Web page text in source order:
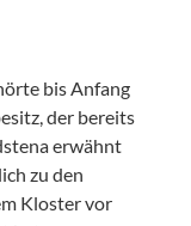
bis Anfang
der bereits
erwähnt
zu den
Kloster vor